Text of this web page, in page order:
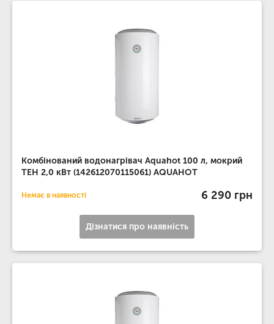
Комбінований водонагрівач Aquahot 100 л, мокрий
ТЕН 2,0 кВт (142612070115061) AQUAHOT
Немає в наявності 6 290 грн
Дізнатися про наявність